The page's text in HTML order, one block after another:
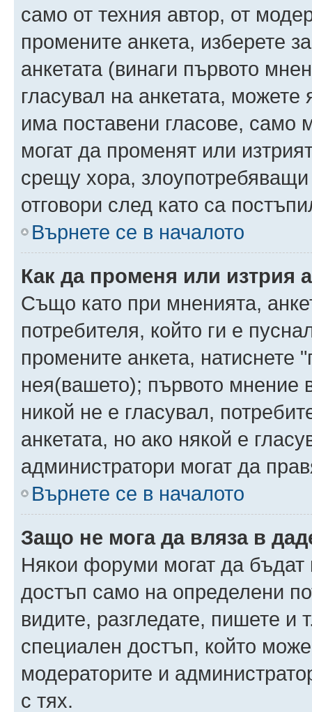
само от техния автор, от
промените анкета, изберете
анкетата (винаги първото
гласувал на анкетата,
има поставени гласове, само
могат да променят или
срещу хора,
отговори след като са
Върнете се в началото
Как да променя или изтрия
Също като при мненията,
потребителя, който ги е
промените анкета, натиснете
нея(вашето); първото мнение
никой не е гласувал,
анкетата, но ако някой е
администратори могат да
Върнете се в началото
Защо не мога да вляза в
Някои форуми могат да бъдат
достъп само на определени
видите, разгледате, пишете
специален достъп, който
модераторите и
с тях.